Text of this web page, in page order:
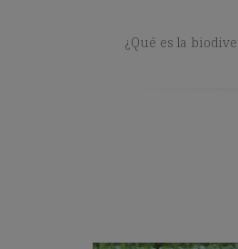
¿Qué es la